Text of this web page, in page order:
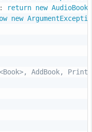
: return new AudioBook
new
AddBook,